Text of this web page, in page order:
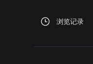
浏览记录